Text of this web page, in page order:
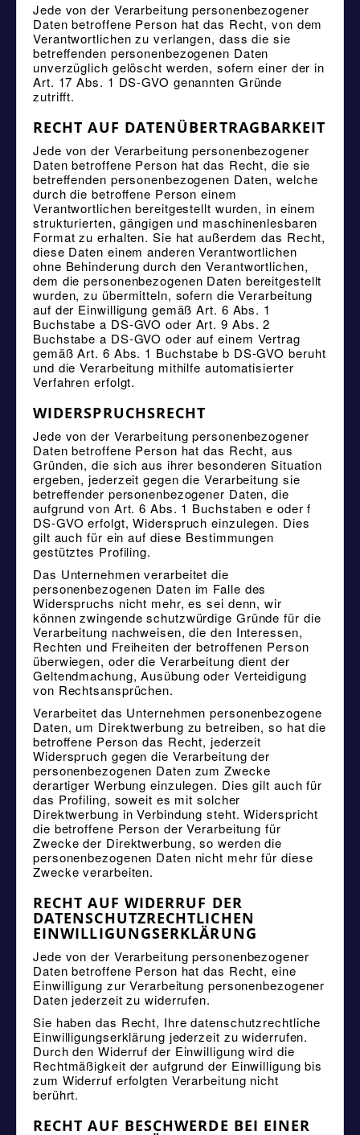
Jede von der Verarbeitung personenbezogener
Daten betroffene Person hat das Recht, von dem
Verantwortlichen zu verlangen, dass die sie
betreffenden personenbezogenen Daten
unverzüglich gelöscht werden, sofern einer der in
Art. 17 Abs. 1 DS-GVO genannten Gründe
zutrifft.
RECHT AUF DATENÜBERTRAGBARKEIT
Jede von der Verarbeitung personenbezogener
Daten betroffene Person hat das Recht, die sie
betreffenden personenbezogenen Daten, welche
durch die betroffene Person einem
Verantwortlichen bereitgestellt wurden, in einem
strukturierten, gängigen und maschinenlesbaren
Format zu erhalten. Sie hat außerdem das Recht,
diese Daten einem anderen Verantwortlichen
ohne Behinderung durch den Verantwortlichen,
dem die personenbezogenen Daten bereitgestellt
wurden, zu übermitteln, sofern die Verarbeitung
auf der Einwilligung gemäß Art. 6 Abs. 1
Buchstabe a DS-GVO oder Art. 9 Abs. 2
Buchstabe a DS-GVO oder auf einem Vertrag
gemäß Art. 6 Abs. 1 Buchstabe b DS-GVO beruht
und die Verarbeitung mithilfe automatisierter
Verfahren erfolgt.
WIDERSPRUCHSRECHT
Jede von der Verarbeitung personenbezogener
Daten betroffene Person hat das Recht, aus
Gründen, die sich aus ihrer besonderen Situation
ergeben, jederzeit gegen die Verarbeitung sie
betreffender personenbezogener Daten, die
aufgrund von Art. 6 Abs. 1 Buchstaben e oder f
DS-GVO erfolgt, Widerspruch einzulegen. Dies
gilt auch für ein auf diese Bestimmungen
gestütztes Profiling.
Das Unternehmen verarbeitet die
personenbezogenen Daten im Falle des
Widerspruchs nicht mehr, es sei denn, wir
können zwingende schutzwürdige Gründe für die
Verarbeitung nachweisen, die den Interessen,
Rechten und Freiheiten der betroffenen Person
überwiegen, oder die Verarbeitung dient der
Geltendmachung, Ausübung oder Verteidigung
von Rechtsansprüchen.
Verarbeitet das Unternehmen personenbezogene
Daten, um Direktwerbung zu betreiben, so hat die
betroffene Person das Recht, jederzeit
Widerspruch gegen die Verarbeitung der
personenbezogenen Daten zum Zwecke
derartiger Werbung einzulegen. Dies gilt auch für
das Profiling, soweit es mit solcher
Direktwerbung in Verbindung steht. Widerspricht
die betroffene Person der Verarbeitung für
Zwecke der Direktwerbung, so werden die
personenbezogenen Daten nicht mehr für diese
Zwecke verarbeiten.
RECHT AUF WIDERRUF DER
DATENSCHUTZRECHTLICHEN
EINWILLIGUNGSERKLÄRUNG
Jede von der Verarbeitung personenbezogener
Daten betroffene Person hat das Recht, eine
Einwilligung zur Verarbeitung personenbezogener
Daten jederzeit zu widerrufen.
Sie haben das Recht, Ihre datenschutzrechtliche
Einwilligungserklärung jederzeit zu widerrufen.
Durch den Widerruf der Einwilligung wird die
Rechtmäßigkeit der aufgrund der Einwilligung bis
zum Widerruf erfolgten Verarbeitung nicht
berührt.
RECHT AUF BESCHWERDE BEI EINER